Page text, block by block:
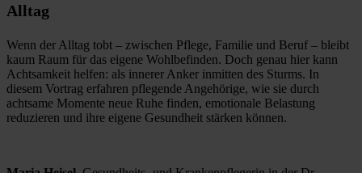
Alltag
Wenn der Alltag tobt – zwischen Pflege, Familie und Beruf – bleibt
kaum Raum für das eigene Wohlbefinden. Doch genau hier kann
Achtsamkeit helfen: als innerer Anker inmitten des Sturms. In
diesem Vortrag erfahren pflegende Angehörige, wie sie durch
achtsame Momente neue Ruhe finden, emotionale Belastung
reduzieren und ihre eigene Gesundheit stärken können.